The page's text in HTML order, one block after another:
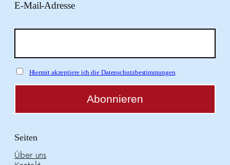
E-Mail-Adresse
Hiermit akzeptiere ich die Datenschutzbestimmungen
Seiten
Über uns